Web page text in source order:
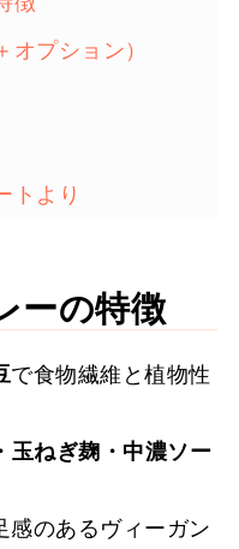
プション）
トより
む。ヴィーガン
ーガンカレーの
作り方のまとめ
ーの特徴
で食物繊維と植物性
玉ねぎ麹・中濃ソー
感のあるヴィーガン